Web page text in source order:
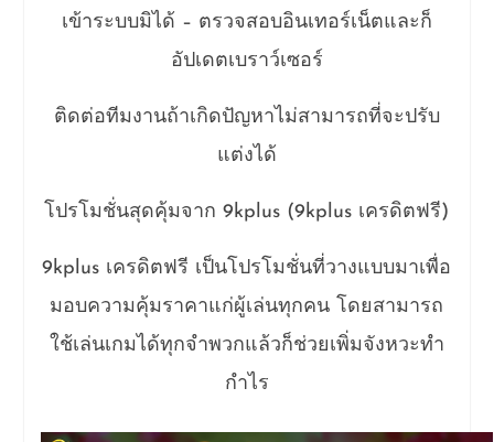
เข้าระบบมิได้ – ตรวจสอบอินเทอร์เน็ตและก็
อัปเดตเบราว์เซอร์
ติดต่อทีมงานถ้าเกิดปัญหาไม่สามารถที่จะปรับ
แต่งได้
โปรโมชั่นสุดคุ้มจาก 9kplus (9kplus เครดิตฟรี)
9kplus เครดิตฟรี เป็นโปรโมชั่นที่วางแบบมาเพื่อ
มอบความคุ้มราคาแก่ผู้เล่นทุกคน โดยสามารถ
ใช้เล่นเกมได้ทุกจำพวกแล้วก็ช่วยเพิ่มจังหวะทำ
กำไร